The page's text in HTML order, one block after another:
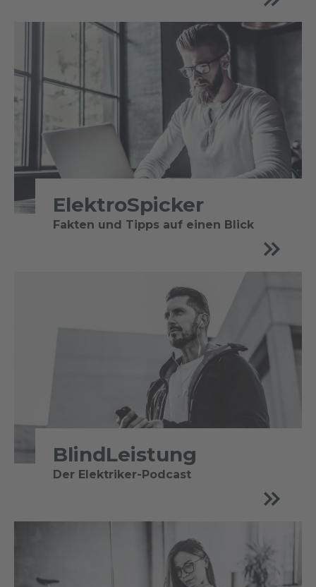
ElektroSpicker
Fakten und Tipps auf einen Blick
BlindLeistung
Der Elektriker-Podcast